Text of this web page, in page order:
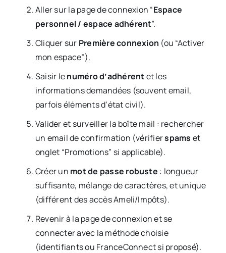
Aller sur la page de connexion “Espace
personnel / espace adhérent”.
Cliquer sur Première connexion (ou “Activer
mon espace”).
Saisir lenuméro d’adhérentet les
informations demandées (souvent email,
parfois éléments d’état civil).
Valider et surveiller la boîte mail : rechercher
un email de confirmation (vérifierspams et
onglet “Promotions” si applicable).
Créer un mot de passe robuste : longueur
suffisante, mélange de caractères, et unique
(différent des accès Ameli/Impôts).
Revenir à la page de connexion et se
connecter avec la méthode choisie
(identifiants ou FranceConnect si proposé).